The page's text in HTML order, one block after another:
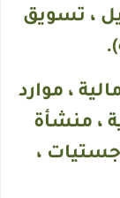
، تسويق
، موارد
، منشأة
،